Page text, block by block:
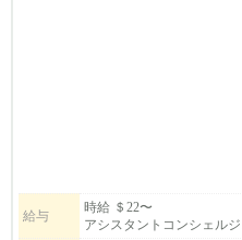
現在サンマテオ支部、サンタク
足しました。
給与
時給 ＄22〜
アシスタントコンシェル